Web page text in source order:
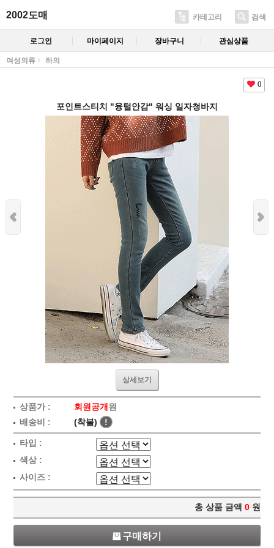
2002도매 카테고리 검색
로그인 마이페이지 장바구니 관심상품
여성의류 하의
0
포인트스티치 "융털안감" 워싱 일자청바지
상세보기
상품가 : 회원공개원
배송비 :
(착불) !
타입 :
색상 :
사이즈 :
총 상품 금액 0 원
구매하기